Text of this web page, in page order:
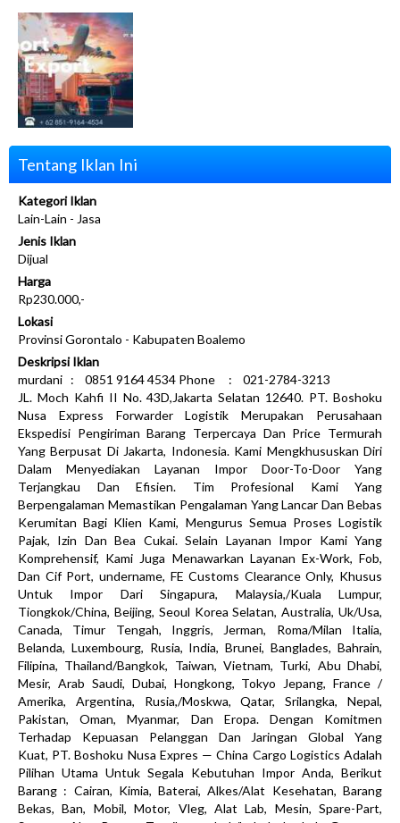
Tentang Iklan Ini
Kategori Iklan
Lain-Lain - Jasa
Jenis Iklan
Dijual
Harga
Rp230.000,-
Lokasi
Provinsi Gorontalo - Kabupaten Boalemo
Deskripsi Iklan
murdani : 0851 9164 4534 Phone : 021-2784-3213
JL. Moch Kahfi II No. 43D,Jakarta Selatan 12640. PT. Boshoku
Nusa Express Forwarder Logistik Merupakan Perusahaan
Ekspedisi Pengiriman Barang Terpercaya Dan Price Termurah
Yang Berpusat Di Jakarta, Indonesia. Kami Mengkhususkan Diri
Dalam Menyediakan Layanan Impor Door-To-Door Yang
Terjangkau Dan Efisien. Tim Profesional Kami Yang
Berpengalaman Memastikan Pengalaman Yang Lancar Dan Bebas
Kerumitan Bagi Klien Kami, Mengurus Semua Proses Logistik
Pajak, Izin Dan Bea Cukai. Selain Layanan Impor Kami Yang
Komprehensif, Kami Juga Menawarkan Layanan Ex-Work, Fob,
Dan Cif Port, undername, FE Customs Clearance Only, Khusus
Untuk Impor Dari Singapura, Malaysia,/Kuala Lumpur,
Tiongkok/China, Beijing, Seoul Korea Selatan, Australia, Uk/Usa,
Canada, Timur Tengah, Inggris, Jerman, Roma/Milan Italia,
Belanda, Luxembourg, Rusia, India, Brunei, Banglades, Bahrain,
Filipina, Thailand/Bangkok, Taiwan, Vietnam, Turki, Abu Dhabi,
Mesir, Arab Saudi, Dubai, Hongkong, Tokyo Jepang, France /
Amerika, Argentina, Rusia,/Moskwa, Qatar, Srilangka, Nepal,
Pakistan, Oman, Myanmar, Dan Eropa. Dengan Komitmen
Terhadap Kepuasan Pelanggan Dan Jaringan Global Yang
Kuat, PT. Boshoku Nusa Expres — China Cargo Logistics Adalah
Pilihan Utama Untuk Segala Kebutuhan Impor Anda, Berikut
Barang : Cairan, Kimia, Baterai, Alkes/Alat Kesehatan, Barang
Bekas, Ban, Mobil, Motor, Vleg, Alat Lab, Mesin, Spare-Part,